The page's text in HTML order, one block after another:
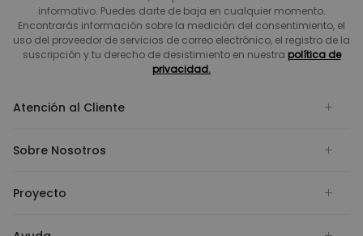
informativo. Puedes darte de baja en cualquier momento.
Encontrarás información sobre la medición del consentimiento, el
uso del proveedor de servicios de correo electrónico, el registro de la
suscripción y tu derecho de desistimiento en nuestra política de
privacidad.
Atención al Cliente
Sobre Nosotros
Proyecto